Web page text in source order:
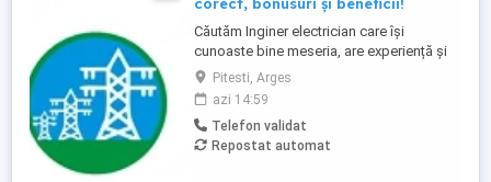
Căutăm Inginer electrician care își
cunoaste bine meseria, are experiență și
se mândreste cu calitatea muncii sale.
Oferim în schimb: Un salariu care iti va
recompensa munca corect și pe care îl vei
primi mereu la timp pentru că așa e normal
Contract de muncă pe perioadă
Pitesti, Arges
azi 14:59
Telefon validat
Repostat automat